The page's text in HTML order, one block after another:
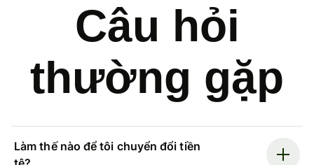
Câu hỏi
thường gặp
Làm thế nào để tôi chuyển đổi tiền